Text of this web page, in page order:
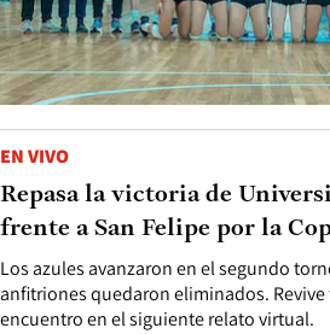
EN VIVO
Los azules avanzaron en el segundo
anfitriones quedaron eliminados.
encuentro en el siguiente relato virtual.
Repasa la victoria de
frente a San Felipe por la